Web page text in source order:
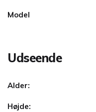
Model
Udseende
Alder:
Højde: